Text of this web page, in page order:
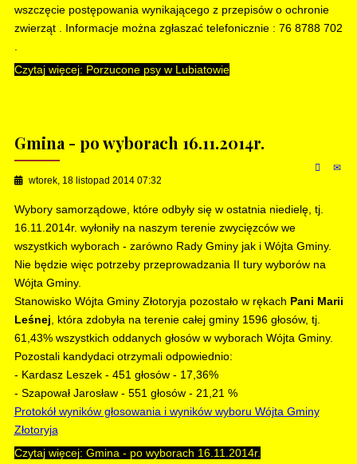
wszczęcie postępowania wynikającego z przepisów o ochronie
zwierząt . Informacje można zgłaszać telefonicznie : 76 8788 702
Czytaj więcej: Porzucone psy w Lubiatowie
Gmina - po wyborach 16.11.2014r.
wtorek, 18 listopad 2014 07:32
Wybory samorządowe, które odbyły się w ostatnia niedielę, tj.
16.11.2014r. wyłoniły na naszym terenie zwycięzców we
wszystkich wyborach - zarówno Rady Gminy jak i Wójta Gminy.
Nie będzie więc potrzeby przeprowadzania II tury wyborów na
Wójta Gminy.
Stanowisko Wójta Gminy Złotoryja pozostało w rękach Pani Marii
Leśnej , która zdobyła na terenie całej gminy 1596 głosów, tj.
61,43% wszystkich oddanych głosów w wyborach Wójta Gminy.
Pozostali kandydaci otrzymali odpowiednio:
- Kardasz Leszek - 451 głosów - 17,36%
- Szapował Jarosław - 551 głosów - 21,21 %
Protokół wyników głosowania i wyników wyboru Wójta Gminy
Złotoryja
Czytaj więcej: Gmina - po wyborach 16.11.2014r.